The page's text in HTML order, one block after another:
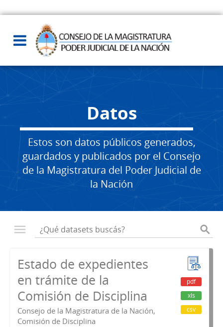
Datos
Estos son datos públicos generados,
guardados y publicados por el Consejo
de la Magistratura del Poder Judicial de
la Nación
Estado de expedientes
en trámite de la
Comisión de Disciplina
Consejo de la Magistratura de la Nación,
Comisión de Disciplina
pdf
xls
csv